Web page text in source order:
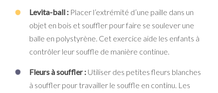
Levita-ball : Placer l’extrémité d’une paille dans un
objet en bois et souffler pour faire se soulever une
balle en polystyrène. Cet exercice aide les enfants à
contrôler leur souffle de manière continue.
Fleurs à souffler : Utiliser des petites fleurs blanches
à souffler pour travailler le souffle en continu. Les